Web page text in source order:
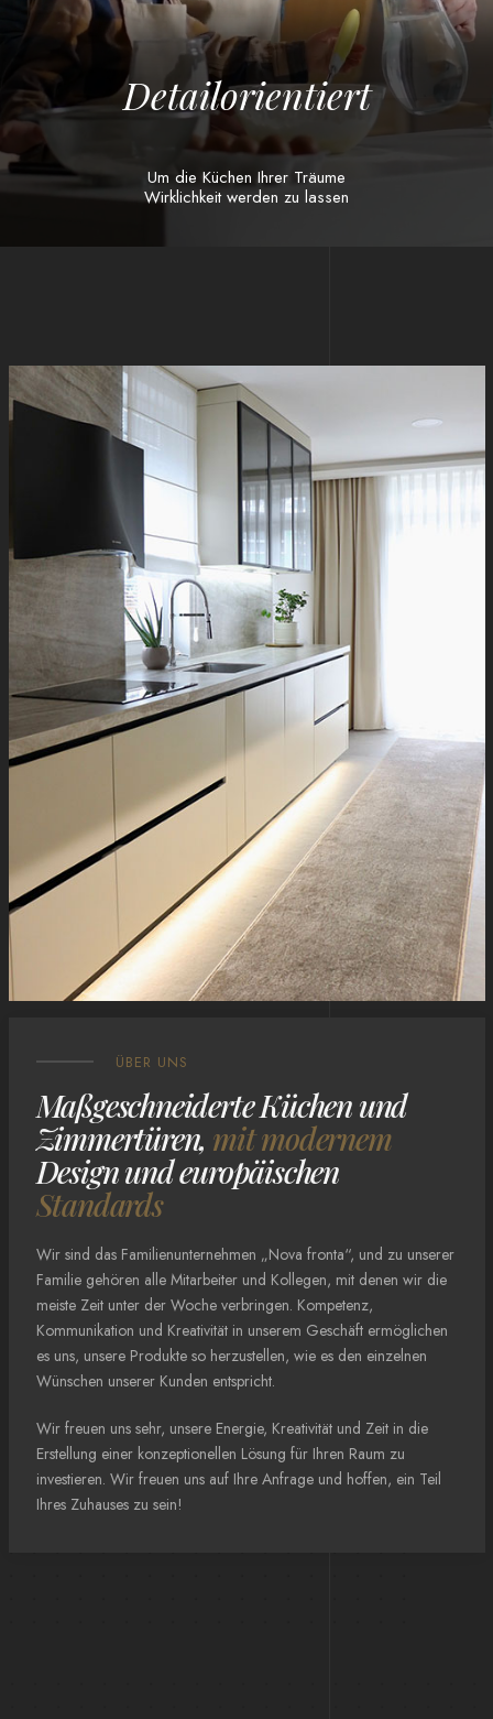
Detailorientiert
Um die Küchen Ihrer Träume
Wirklichkeit werden zu lassen
ÜBER UNS
Maßgeschneiderte Küchen und
Zimmertüren, mit modernem
Design und europäischen
Standards
Wir sind das Familienunternehmen „Nova fronta“, und zu unserer
Familie gehören alle Mitarbeiter und Kollegen, mit denen wir die
meiste Zeit unter der Woche verbringen. Kompetenz,
Kommunikation und Kreativität in unserem Geschäft ermöglichen
es uns, unsere Produkte so herzustellen, wie es den einzelnen
Wünschen unserer Kunden entspricht.
Wir freuen uns sehr, unsere Energie, Kreativität und Zeit in die
Erstellung einer konzeptionellen Lösung für Ihren Raum zu
investieren. Wir freuen uns auf Ihre Anfrage und hoffen, ein Teil
Ihres Zuhauses zu sein!